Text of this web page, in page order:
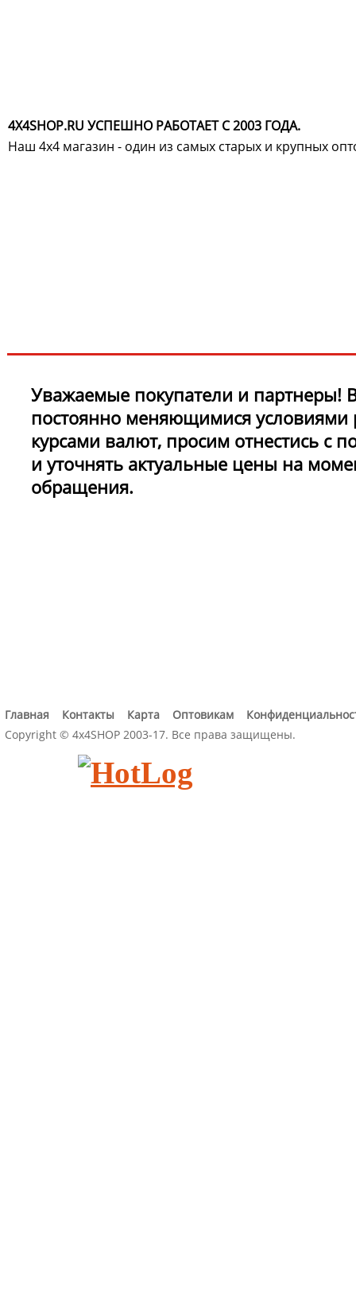
4X4SHOP.RU УСПЕШНО РАБОТАЕТ С 2003 ГОДА.
Наш 4x4 магазин - один из самых старых и крупных
Уважаемые покупатели и партнеры!
постоянно меняющимися условиями
курсами валют, просим отнестись с
и уточнять актуальные цены на
обращения.
Главная Контакты Карта Оптовикам
Copyright © 4x4SHOP 2003-17. Все права защищены.